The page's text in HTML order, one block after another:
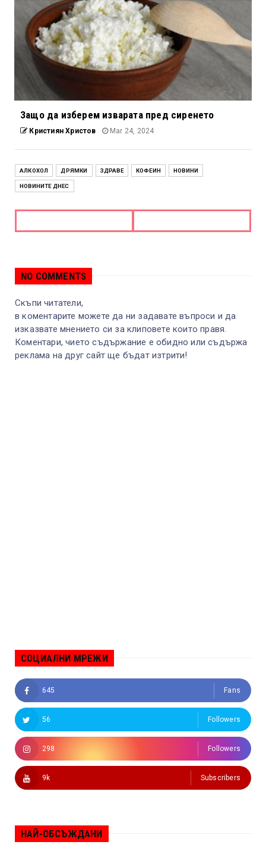
Защо да изберем изварата пред сиренето
Кристиян Христов Mar 24, 2024
АЛКОХОЛ ДРЯМКИ ЗДРАВЕ КОФЕИН НОВИНИ
НОВИНИТЕ ДНЕС
NO COMMENTS
Скъпи читатели,
в коментарите можете да ни задавате въпроси и да
изказвате мнението си за клиповете които правя.
Коментари, чието съдържание е обидно или съдържа
реклама на друг сайт ще бъдат изтрити!
СОЦИАЛНИ МРЕЖИ
645 Fans
56 Followers
298 Followers
9k Subscribers
НАЙ-ОБСЪЖДАНИ